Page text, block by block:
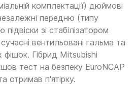
комплектації) дюймові
передню (типу
зі стабілізатором
вентильовані гальма та
фішок. Гібрид Mitsubishi
тест на безпеку EuroNCAP
отримав п'ятірку.